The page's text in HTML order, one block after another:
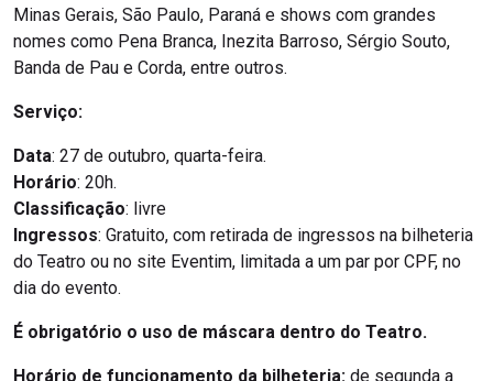
Minas Gerais, São Paulo, Paraná e shows com grandes
nomes como Pena Branca, Inezita Barroso, Sérgio Souto,
Banda de Pau e Corda, entre outros.
Serviço:
Data: 27 de outubro, quarta-feira.
Horário: 20h.
Classificação: livre
Ingressos: Gratuito, com retirada de ingressos na bilheteria
do Teatro ou no site Eventim, limitada a um par por CPF, no
dia do evento.
É obrigatório o uso de máscara dentro do Teatro.
Horário de funcionamento da bilheteria: de segunda a